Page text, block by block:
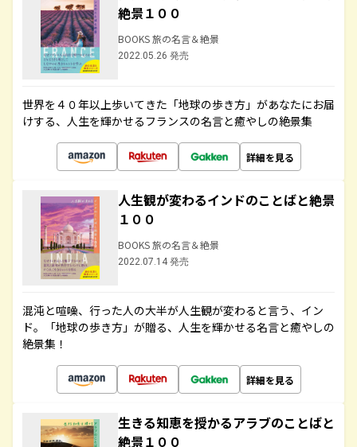
絶景１００
BOOKS 旅の名言＆絶景
2022.05.26 発売
世界を４０年以上歩いてきた「地球の歩き方」があなたにお届
けする、人生を輝かせるフランスの名言と癒やしの絶景集
詳細を見る
人生観が変わるインドのことばと絶景
１００
BOOKS 旅の名言＆絶景
2022.07.14 発売
混沌と喧噪、行った人の大半が人生観が変わると言う、イン
ド。「地球の歩き方」が贈る、人生を輝かせる名言と癒やしの
絶景集！
詳細を見る
生きる知恵を授かるアラブのことばと
絶景１００